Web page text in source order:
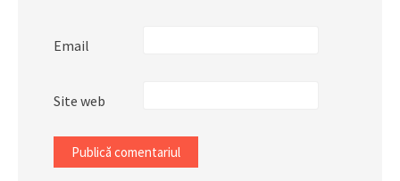
Email
Site web